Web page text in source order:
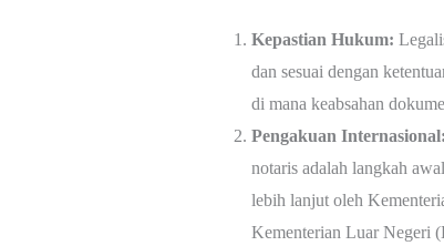
Kepastian Hukum:
dan sesuai dengan
di mana keabsahan
Pengakuan Internasional:
notaris adalah langkah
lebih lanjut oleh
Kementerian Luar Negeri